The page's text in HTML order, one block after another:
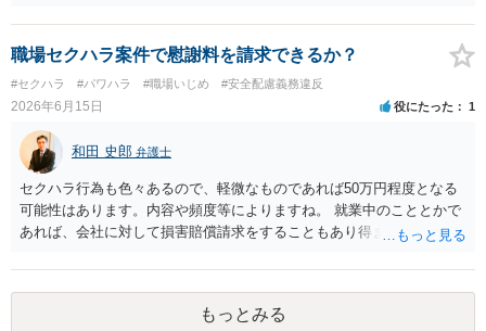
難易度によって変わります。また、現在は弁護士報酬は自由化されて
いますので、依頼する弁護士によっても費用は変わってきます。
は口頭でも成立しますが、裁判等で争点となった場合には録音等の証
拠がない限り立証が困難となり、請求が認められない可能性がござい
ます。 ②未払給与に関しては労務を提供しているのにもかかわらず支
払われていない場合は、契約違反となりますので請求可能かと存じま
す。 ③休日・時間外労働については、休日・時間外労働があったこと
を示す証拠があるかまずは確認する必要があるかと存じます。 ④パワ
ハラ・セクハラに関しては、具体的な言動の内容によって判断が分か
れますので、録音データやLINEでのやり取り等を確認する必要がある
かと存じます。 ⑤退職勧奨については退職する意思がないのであれば
きっぱりと断ればよく、解雇については不当な解雇である場合には解
雇無効を争うなどの対応が考えられます。 回答としては以上になりま
すが、まずは、資料一式をご持参いただき最寄りの法律事務所にご相
談するか、労働基準監督署に相談する等の対応をしていただくことが
職場セクハラ案件で慰謝料を請求できるか？
#セクハラ #パワハラ #職場いじめ #安全配慮義務違反
2026年6月15日 役にたった 1
和田 史郎 弁護士
セクハラ行為も色々あるので、軽微なものであれば50万円程度となる
可能性はあります。内容や頻度等によりますね。 就業中のこととかで
あれば、会社に対して損害賠償請求をすることもあり得ます。
もっとみる